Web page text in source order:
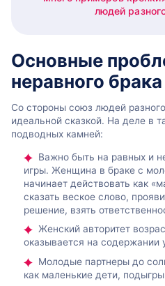
людей
Основные
неравного брака
Со стороны союз людей
идеальной сказкой. На деле в
подводных камней:
Важно быть на равных и
игры. Женщина в браке с
начинает действовать как
сказать веское слово,
решение, взять
Женский авторитет
оказывается на содержании
Молодые партнеры до
как маленькие дети,